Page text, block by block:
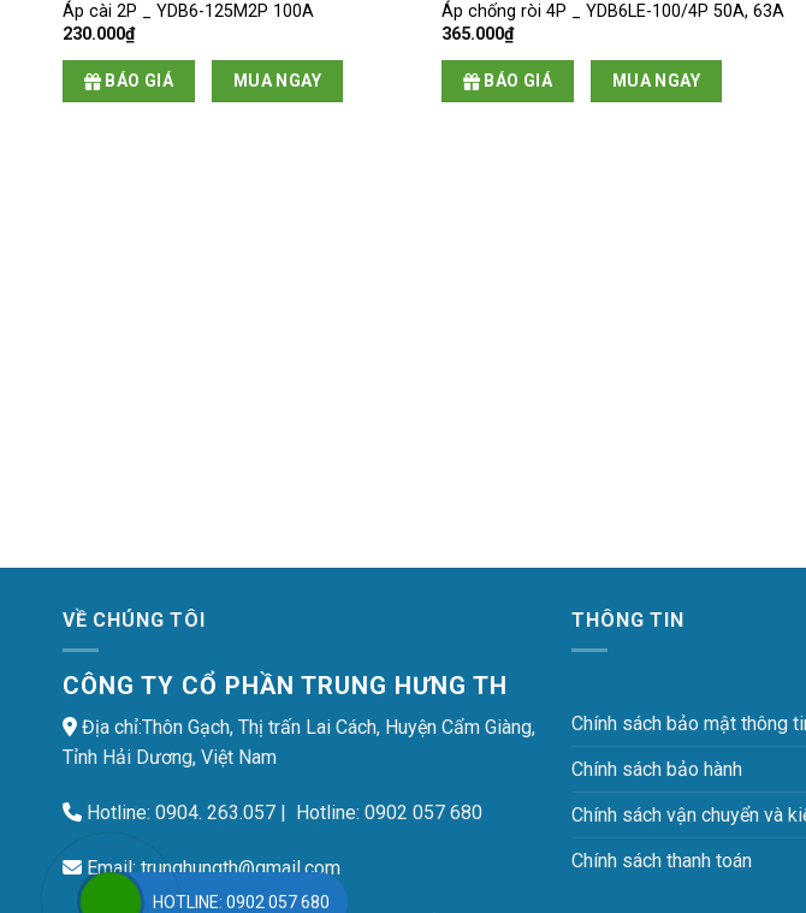
Áp cài 2P _ YDB6-125M2P 100A
230.000₫
BÁO GIÁ MUA NGAY
Áp chống ròi 4P _ YDB6LE-100/4P 50A, 63A
365.000₫
BÁO GIÁ MUA NGAY
VỀ CHÚNG TÔI
CÔNG TY CỔ PHẦN TRUNG HƯNG TH
Địa chỉ:Thôn Gạch, Thị trấn Lai Cách, Huyện Cẩm Giàng,
Tỉnh Hải Dương, Việt Nam
Hotline: 0904. 263.057 | Hotline: 0902 057 680
Email:trunghungth@gmail.com
THÔNG TIN
Chính sách bảo mật thông
Chính sách bảo hành
Chính sách vận chuyển và
Chính sách thanh toán
HOTLINE: 0902 057 680